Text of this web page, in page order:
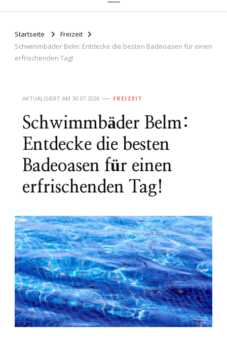
Startseite
Freizeit
Schwimmbäder Belm: Entdecke die besten Badeoasen für einen
erfrischenden Tag!
AKTUALISIERT AM 30.07.2026 FREIZEIT
Schwimmbäder Belm:
Entdecke die besten
Badeoasen für einen
erfrischenden Tag!